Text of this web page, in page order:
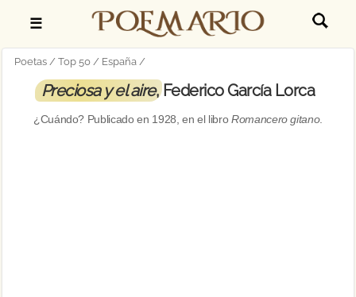
☰
Poetas Top 50 España
Preciosa y el aire, Federico García Lorca
¿Cuándo? Publicado en 1928 , en el libroRomancero gitano.